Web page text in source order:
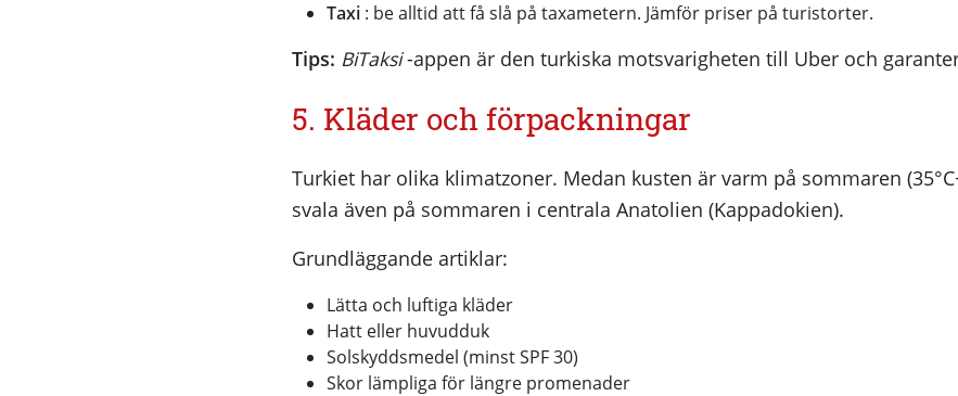
Taxi: be alltid att få slå på taxametern. Jämför priser på turistorter.
Tips: BiTaksi-appen är den turkiska motsvarigheten till Uber och
5. Kläder och förpackningar
Turkiet har olika klimatzoner. Medan kusten är varm på sommaren
svala även på sommaren i centrala Anatolien (Kappadokien).
Grundläggande artiklar:
Lätta och luftiga kläder
Hatt eller huvudduk
Solskyddsmedel (minst SPF 30)
Skor lämpliga för längre promenader